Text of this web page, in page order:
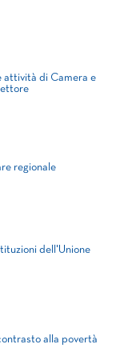
attività di Camera e
regionale
dell'Unione
alla povertà